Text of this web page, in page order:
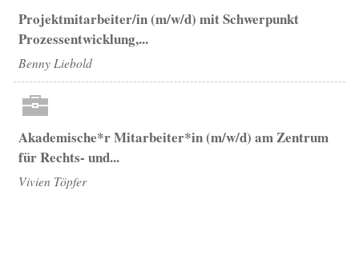
Projektmitarbeiter/in (m/w/d) mit Schwerpunkt
Prozessentwicklung,...
Benny Liebold
Akademische*r Mitarbeiter*in (m/w/d) am Zentrum
für Rechts- und...
Vivien Töpfer